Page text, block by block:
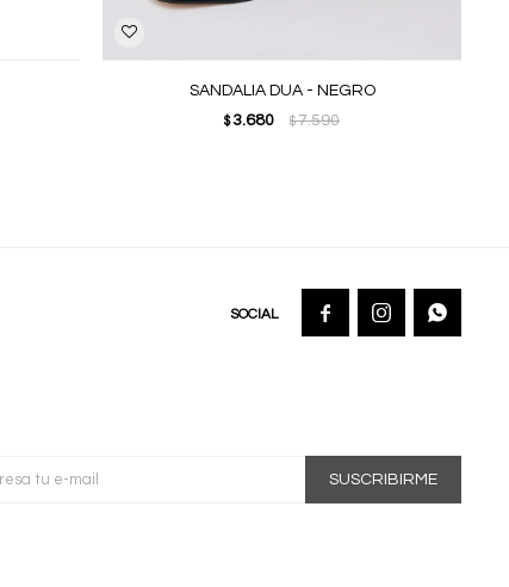
SANDALIA DUA - NEGRO
$3.680 $7.590
SUSCRIBIRME
  